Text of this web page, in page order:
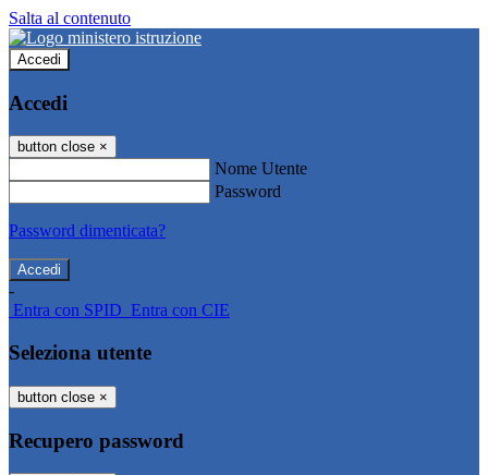
Salta al contenuto
Accedi
Accedi
button close ×
Nome Utente
Password
Password dimenticata?
-
Entra con SPID Entra con CIE
Seleziona utente
button close ×
Recupero password